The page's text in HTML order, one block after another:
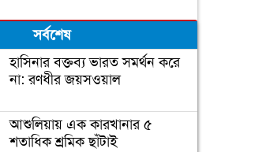
সর্বশেষ
হাসিনার বক্তব্য ভারত সমর্থন করে
না: রণধীর জয়সওয়াল
আশুলিয়ায় এক কারখানার ৫
শতাধিক শ্রমিক ছাঁটাই